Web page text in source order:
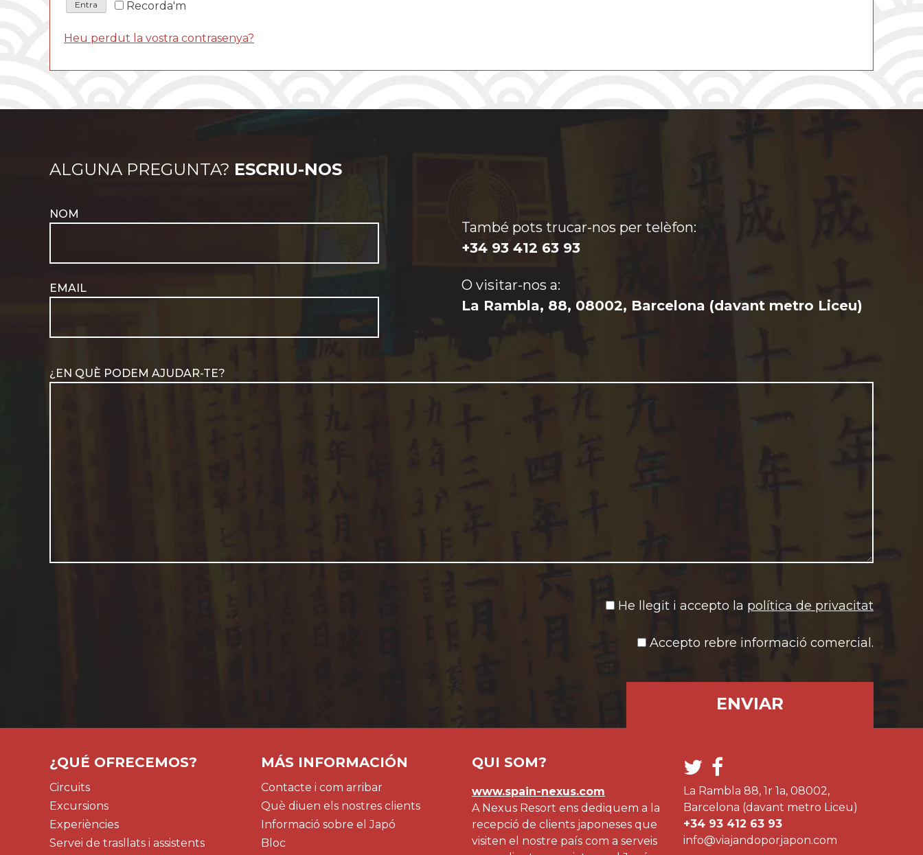
Recorda'm
Entra
Heu perdut la vostra contrasenya?
ALGUNA PREGUNTA? ESCRIU-NOS
També pots trucar-nos per telèfon:
+34 93 412 63 93
O visitar-nos a:
La Rambla, 88, 08002, Barcelona (davant metro Liceu)
NOM
EMAIL
¿EN QUÈ PODEM AJUDAR-TE?
He llegit i accepto la política de privacitat
Accepto rebre informació comercial.
¿QUÉ OFRECEMOS?
Circuits
Excursions
Experiències
Servei de trasllats i assistents
MÁS INFORMACIÓN
Contacte i com arribar
Què diuen els nostres clients
Informació sobre el Japó
Bloc
QUI SOM?
www.spain-nexus.com
A Nexus Resort ens dediquem a la
recepció de clients japoneses que
visiten el nostre país com a serveis
La Rambla 88, 1r 1a, 08002,
Barcelona (davant metro Liceu)
+34 93 412 63 93
info@viajandoporjapon.com